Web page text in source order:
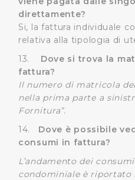
direttamente?
Si, la fattura individuale
relativa alla tipologia di
13. Dove si trova la
fattura?
Il numero di matricola
nella prima parte a
Fornitura”.
14. Dove è possibile
consumi in fattura?
L’andamento dei
condominiale è riportato